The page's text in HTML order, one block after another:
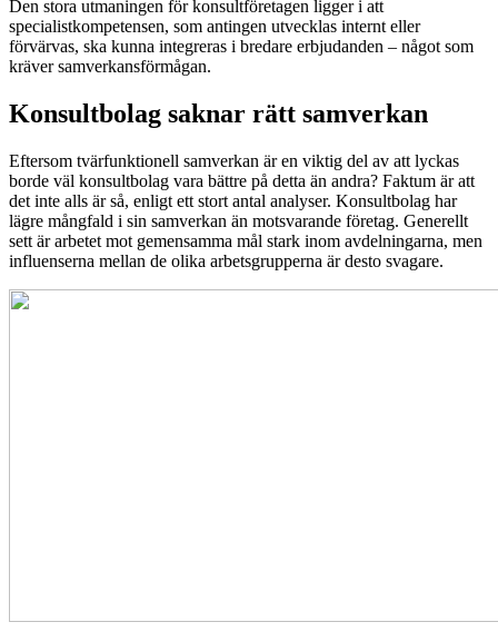
Den stora utmaningen för konsultföretagen ligger i att
specialistkompetensen, som antingen utvecklas internt eller
förvärvas, ska kunna integreras i bredare erbjudanden – något som
kräver samverkansförmågan.
Konsultbolag saknar rätt samverkan
Eftersom tvärfunktionell samverkan är en viktig del av att lyckas
borde väl konsultbolag vara bättre på detta än andra? Faktum är att
det inte alls är så, enligt ett stort antal analyser. Konsultbolag har
lägre mångfald i sin samverkan än motsvarande företag. Generellt
sett är arbetet mot gemensamma mål stark inom avdelningarna, men
influenserna mellan de olika arbetsgrupperna är desto svagare.